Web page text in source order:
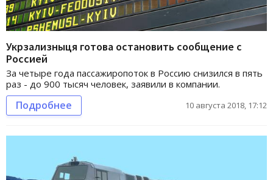
Укрзализныця готова остановить сообщение с
Россией
За четыре года пассажиропоток в Россию снизился в пять
раз - до 900 тысяч человек, заявили в компании.
Подробнее 10 августа 2018, 17:12